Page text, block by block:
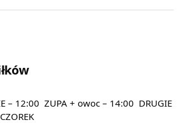
– 12:00 ZUPA + owoc – 14:00 DRUGIE